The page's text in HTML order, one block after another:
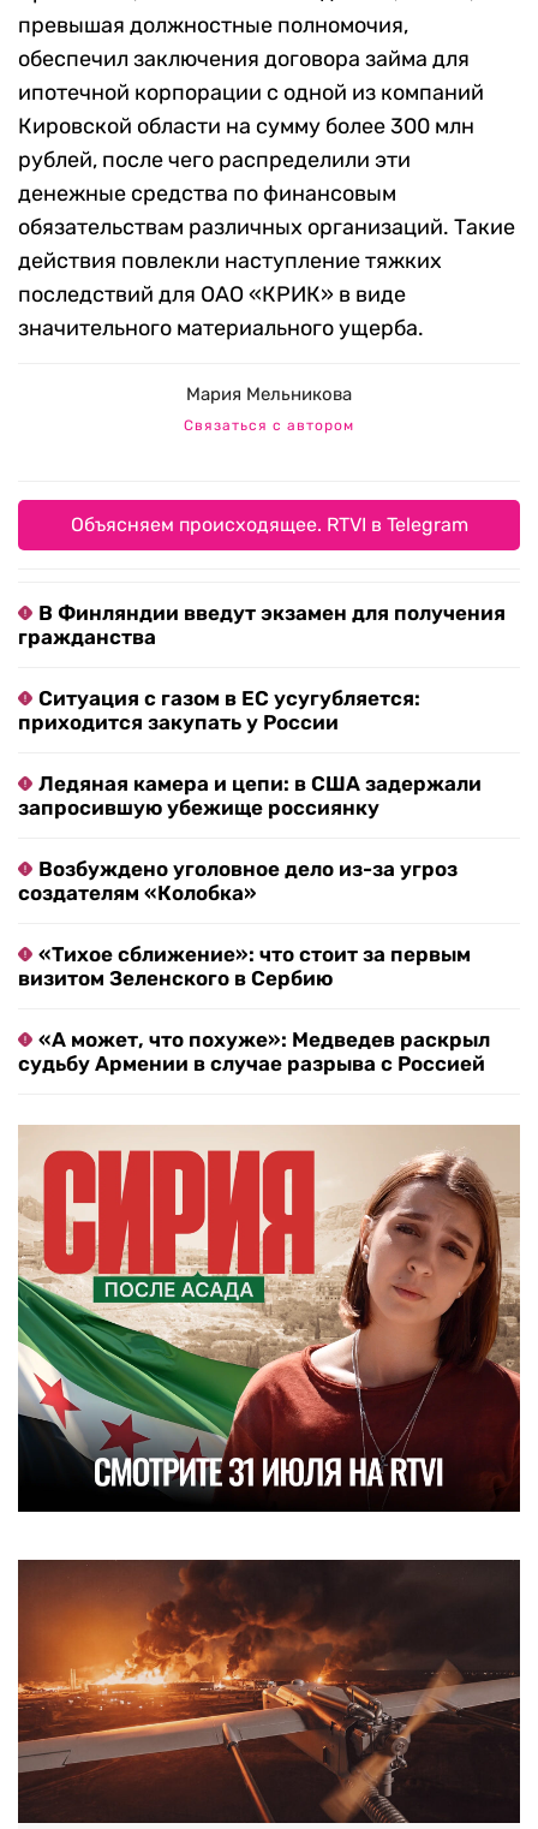
превышая должностные полномочия,
обеспечил заключения договора займа для
ипотечной корпорации с одной из компаний
Кировской области на сумму более 300 млн
рублей, после чего распределили эти
денежные средства по финансовым
обязательствам различных организаций. Такие
действия повлекли наступление тяжких
последствий для ОАО «КРИК» в виде
значительного материального ущерба.
Мария Мельникова
Связаться с автором
Объясняем происходящее. RTVI в Telegram
В Финляндии введут экзамен для получения
гражданства
Ситуация с газом в ЕС усугубляется:
приходится закупать у России
Ледяная камера и цепи: в США задержали
запросившую убежище россиянку
Возбуждено уголовное дело из-за угроз
создателям «Колобка»
«Тихое сближение»: что стоит за первым
визитом Зеленского в Сербию
«А может, что похуже»: Медведев раскрыл
судьбу Армении в случае разрыва с Россией